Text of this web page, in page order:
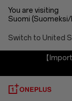
You are visiting
Suomi (Suomeksi/
Switch to United
【